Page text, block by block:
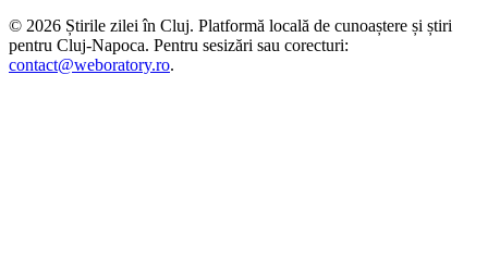
© 2026 Știrile zilei în Cluj. Platformă locală de cunoaștere și știri
pentru Cluj-Napoca. Pentru sesizări sau corecturi:
contact@weboratory.ro.